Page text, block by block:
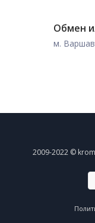
Обмен
м.
2009-2022 ©